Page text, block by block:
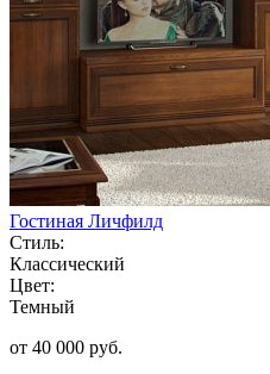
Гостиная Личфилд
Стиль:
Классический
Цвет:
Темный
от 40 000 руб.